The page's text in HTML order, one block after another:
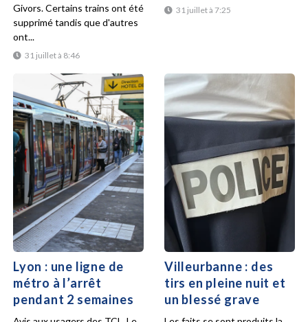
31 juillet à 8:46
Givors. Certains trains ont été
supprimé tandis que d'autres
ont...
31 juillet à 7:25
Lyon : une ligne de
métro à l’arrêt
pendant 2 semaines
Villeurbanne : des
tirs en pleine nuit et
un blessé grave